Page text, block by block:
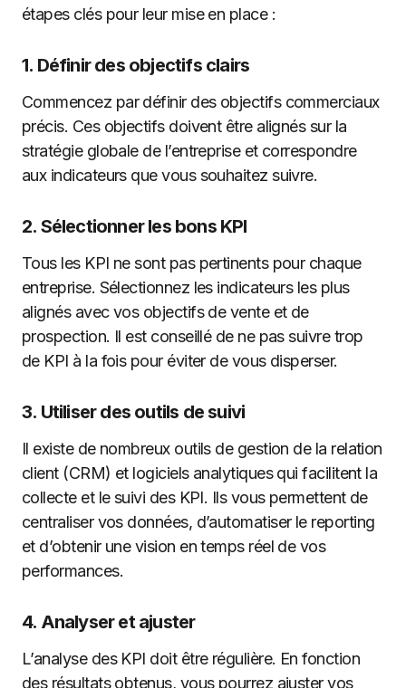
étapes clés pour leur mise en place :
1. Définir des objectifs clairs
Commencez par définir des objectifs commerciaux
précis. Ces objectifs doivent être alignés sur la
stratégie globale de l’entreprise et correspondre
aux indicateurs que vous souhaitez suivre.
2. Sélectionner les bons KPI
Tous les KPI ne sont pas pertinents pour chaque
entreprise. Sélectionnez les indicateurs les plus
alignés avec vos objectifs de vente et de
prospection. Il est conseillé de ne pas suivre trop
de KPI à la fois pour éviter de vous disperser.
3. Utiliser des outils de suivi
Il existe de nombreux outils de gestion de la relation
client (CRM) et logiciels analytiques qui facilitent la
collecte et le suivi des KPI. Ils vous permettent de
centraliser vos données, d’automatiser le reporting
et d’obtenir une vision en temps réel de vos
performances.
4. Analyser et ajuster
L’analyse des KPI doit être régulière. En fonction
des résultats obtenus, vous pourrez ajuster vos